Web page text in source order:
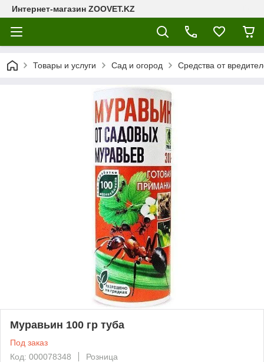
Интернет-магазин ZOOVET.KZ
Товары и услуги Сад и огород Средства от
Муравьин 100 гр туба
Под заказ
Код: 000078348
Розница